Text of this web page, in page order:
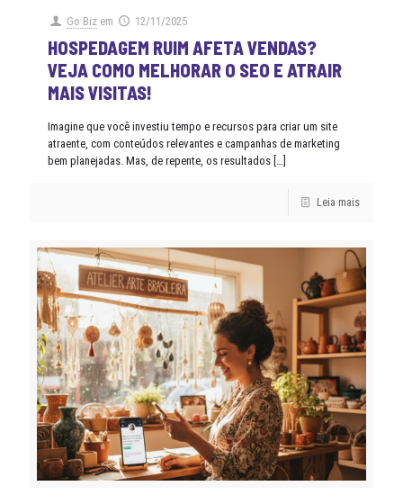
Go Biz em 12/11/2025
HOSPEDAGEM RUIM AFETA VENDAS?
VEJA COMO MELHORAR O SEO E ATRAIR
MAIS VISITAS!
Imagine que você investiu tempo e recursos para criar um site
atraente, com conteúdos relevantes e campanhas de marketing
bem planejadas. Mas, de repente, os resultados
Leia mais